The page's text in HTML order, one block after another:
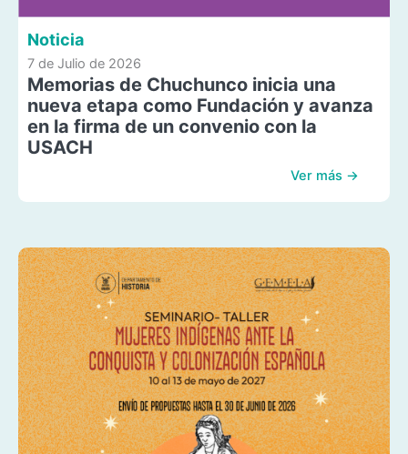
Noticia
7 de Julio de 2026
Memorias de Chuchunco inicia una
nueva etapa como Fundación y avanza
en la firma de un convenio con la
USACH
Ver más →